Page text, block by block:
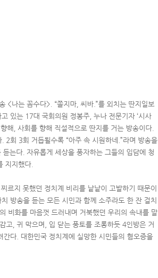
<나는 꼼수다>. “쫄지마, 씨바.”를 외치는 딴지일보
있는 17대 국회의원 정봉주, 누나 전문기자 ‘시사
해, 사회를 향해 직설적으로 딴지를 거는 방송이다.
2회 3회 거듭될수록 “아주 속 시원하네.”라며 방송을
는다. 자유롭게 세상을 풍자하는 그들의 입담에 청
지지했다.
르지 못했던 정치계 비리를 낱낱이 고발하기 때문이
방송을 듣는 모든 시민과 함께 소주라도 한 잔 걸치
비화를 마음껏 드러내며 거북했던 우리의 속내를 말
고, 귀 막으며, 입 닫는 풍토를 조롱하듯 4인방은 거
다. 대한민국 정치계에 실망한 시민들의 혐오증을